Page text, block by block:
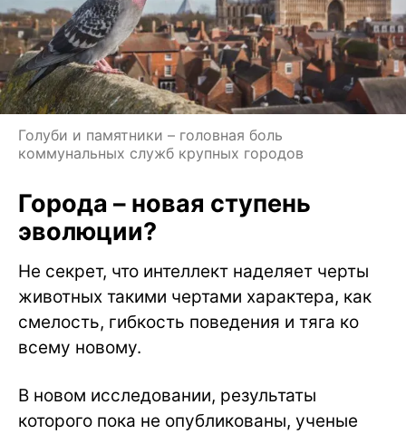
Голуби и памятники – головная боль
коммунальных служб крупных городов
Города – новая ступень
эволюции?
Не секрет, что интеллект наделяет черты
животных такими чертами характера, как
смелость, гибкость поведения и тяга ко
всему новому.
В новом исследовании, результаты
которого пока не опубликованы, ученые